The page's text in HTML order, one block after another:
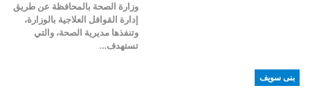
وزارة الصحة بالمحافظة عن طريق
إدارة القوافل العلاجية بالوزارة،
وتنفذها مديرية الصحة، والتي
تستهدف…
بنى سويف